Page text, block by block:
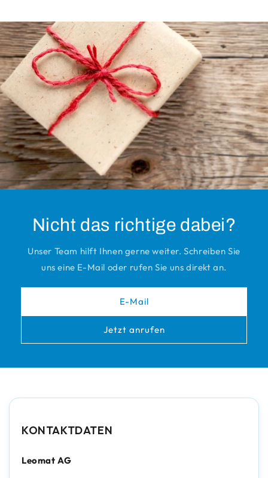
Nicht das richtige dabei?
Unser Team hilft Ihnen gerne weiter. Schreiben Sie
uns eine E-Mail oder rufen Sie uns direkt an.
E-Mail
Jetzt anrufen
KONTAKTDATEN
Leomat AG